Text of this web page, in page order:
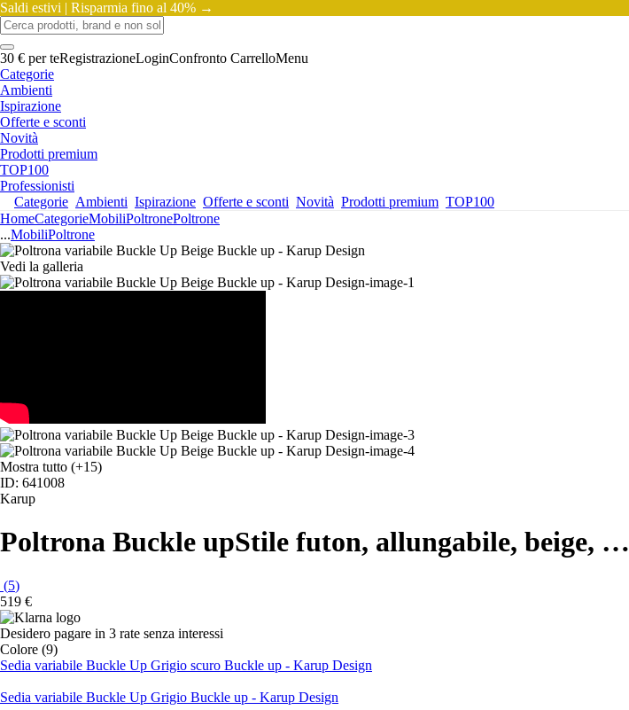
Saldi estivi | Risparmia fino al 40% →
30 € per teRegistrazioneLoginConfronto CarrelloMenu
Categorie
Ambienti
Ispirazione
Offerte e sconti
Novità
Prodotti premium
TOP100
Professionisti
Categorie Ambienti Ispirazione Offerte e sconti Novità Prodotti premium TOP100
HomeCategorieMobiliPoltronePoltrone
...MobiliPoltrone
Vedi la galleria
Mostra tutto (+15)
ID: 641008
Karup
Poltrona Buckle upStile futon, allungabile, beige, …
(5)
519 €
Desidero pagare in 3 rate senza interessi
Colore (9)
Sedia variabile Buckle Up Grigio scuro Buckle up - Karup Design
Sedia variabile Buckle Up Grigio Buckle up - Karup Design